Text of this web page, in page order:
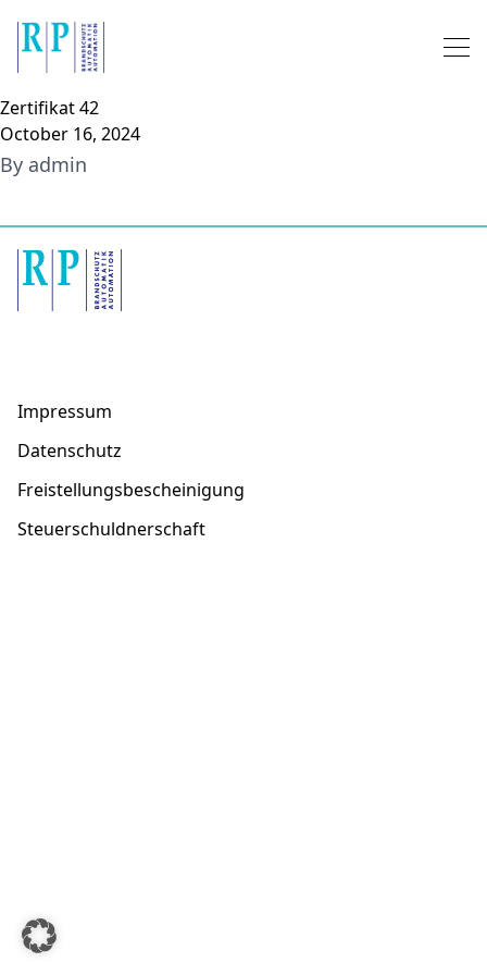
Zertifikat 42
October 16, 2024
By admin
Impressum
Datenschutz
Freistellungsbescheinigung
Steuerschuldnerschaft